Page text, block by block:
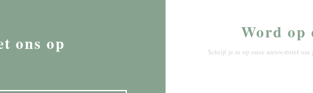
ons op
Word op
Schrijf je in op onze nieuwsbrief om